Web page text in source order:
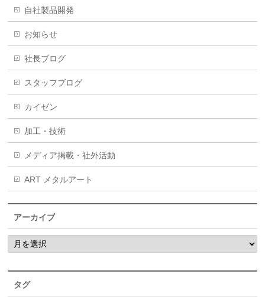
自社製品開発
お知らせ
社長ブログ
スタッフブログ
カイゼン
加工・技術
メディア掲載・社外活動
ART メタルアート
アーカイブ
タグ